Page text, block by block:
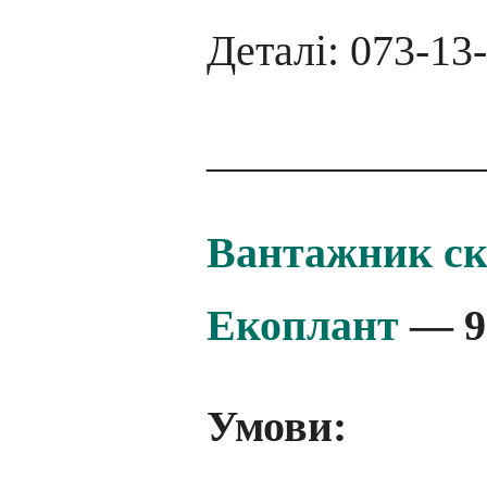
Деталі: 073-
Вантажник
Екоплант — 9
Умови: